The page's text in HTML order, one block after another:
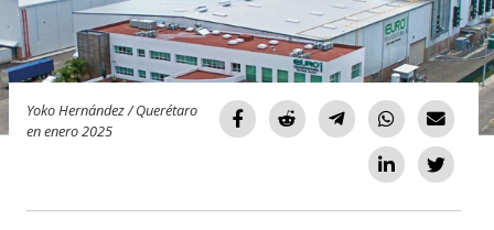
Yoko Hernández / Querétaro
en enero 2025